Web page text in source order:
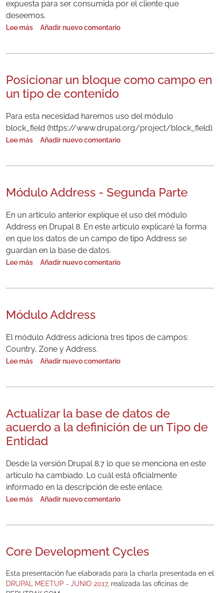
expuesta para ser consumida por el cliente que
deseemos.
Lee más
sobre Consumiendo un web service hecho en drupal desde
Añadir nuevo comentario
Posicionar un bloque como campo en
un tipo de contenido
Para esta necesidad haremos uso del módulo
block_field (https://www.drupal.org/project/block_field).
Lee más
sobre Posicionar un bloque como campo en un tipo de contenido
Añadir nuevo comentario
Módulo Address - Segunda Parte
En un artículo anterior explique el uso del módulo
Address en Drupal 8. En este artículo explicaré la forma
en que los datos de un campo de tipo Address se
guardan en la base de datos.
Lee más
sobre Módulo Address - Segunda Parte
Añadir nuevo comentario
Módulo Address
El módulo Address adiciona tres tipos de campos:
Country, Zone y Address.
Lee más
sobre Módulo Address
Añadir nuevo comentario
Actualizar la base de datos de
acuerdo a la definición de un Tipo de
Entidad
Desde la versión Drupal 8.7 lo que se menciona en este
artículo ha cambiado. Lo cuál está oficialmente
informado en la descripción de este enlace.
Lee más
sobre Actualizar la base de datos de acuerdo a la definición de un
Añadir nuevo comentario
Core Development Cycles
Esta presentación fue elaborada para la charla presentada en el
DRUPAL MEETUP - JUNIO 2017, realizada las oficinas de